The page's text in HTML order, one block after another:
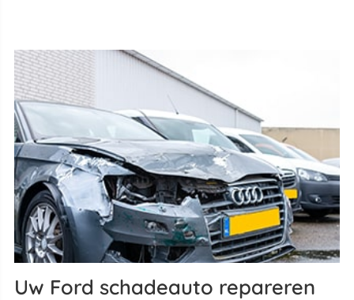
Uw Ford schadeauto repareren